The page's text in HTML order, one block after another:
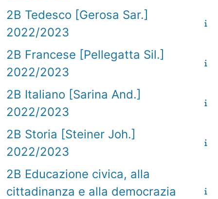
2B Tedesco [Gerosa Sar.]
2022/2023
2B Francese [Pellegatta Sil.]
2022/2023
2B Italiano [Sarina And.]
2022/2023
2B Storia [Steiner Joh.]
2022/2023
2B Educazione civica, alla
cittadinanza e alla democrazia